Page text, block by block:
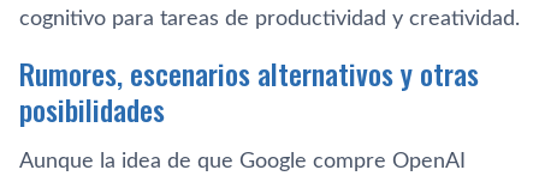
cognitivo para tareas de productividad y creatividad.
Rumores, escenarios alternativos y otras
posibilidades
Aunque la idea de que Google compre OpenAI